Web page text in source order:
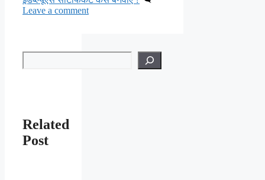
Leave a comment
Search
Related
Post